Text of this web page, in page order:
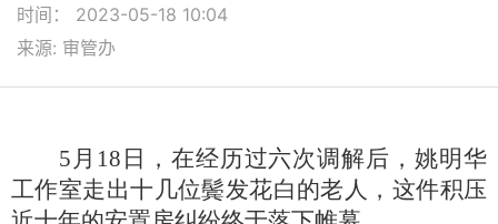
时间： 2023-05-18 10:04
来源: 审管办
5月18日，在经历过六次调解后，姚明华
工作室走出十几位鬓发花白的老人，这件积压